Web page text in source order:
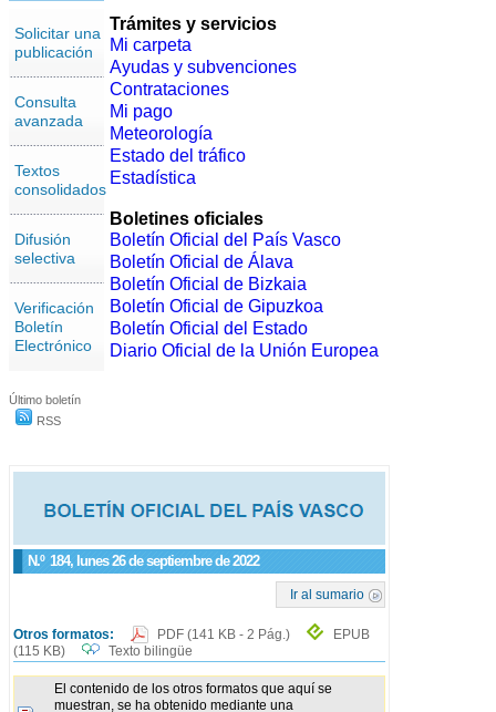
Solicitar una
publicación
Consulta
avanzada
Textos
consolidados
Difusión
selectiva
Verificación
Boletín
Electrónico
Último boletín
RSS
N.º 184, lunes 26 de septiembre de 2022
Ir al sumario
Otros formatos: PDF (141 KB - 2 Pág.)
EPUB
(115 KB)
Texto bilingüe
El contenido de los otros formatos que aquí se
muestran, se ha obtenido mediante una
Trámites y servicios
Mi carpeta
Ayudas y subvenciones
Contrataciones
Mi pago
Meteorología
Estado del tráfico
Estadística
Boletines oficiales
Boletín Oficial del País Vasco
Boletín Oficial de Álava
Boletín Oficial de Bizkaia
Boletín Oficial de Gipuzkoa
Boletín Oficial del Estado
Diario Oficial de la Unión Europea